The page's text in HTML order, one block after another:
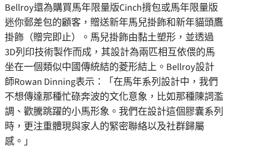
Bellroy還為購買馬年限量版Cinch揹包或馬年限量版
迷你郵差包的顧客，贈送新年馬兒掛飾和新年貓頭鷹
掛飾（贈完即止）。馬兒掛飾由黏土塑形，並透過
3D列印技術製作而成，其設計為兩匹相互依偎的馬
坐在一個類似中國傳統結的菱形結上。Bellroy設計
師Rowan Dinning表示：「在馬年系列設計中，我們
不想傳達那種忙碌奔波的文化意象，比如那種陳詞濫
調、歡騰跳躍的小馬形象。我們在設計這個膠囊系列
時，更注重體現與家人的緊密聯絡以及社群歸屬
感。」